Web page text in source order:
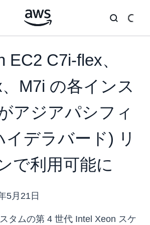
EC2 C7i-flex、
M7i の各インス
アジアパシフィ
イデラバード) リ
で利用可能に
5月21日
タムの第 4 世代 Intel Xeon スケ